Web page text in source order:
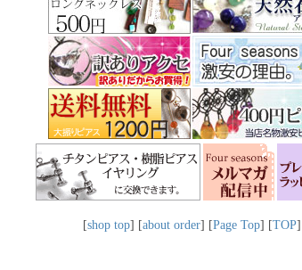
[shop top] [about order] [Page Top] [TOP]